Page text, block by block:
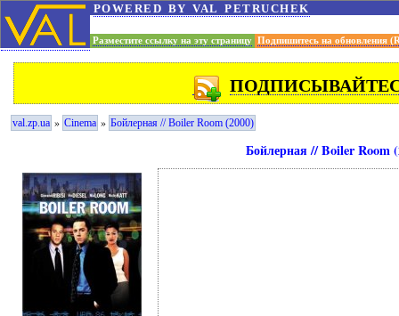
powered by val petruchek
Разместите ссылку на эту страницу Подпишитесь на обновления
val.zp.ua » Cinema » Бойлерная // Boiler Room (2000)
Бойлерная // Boiler Room